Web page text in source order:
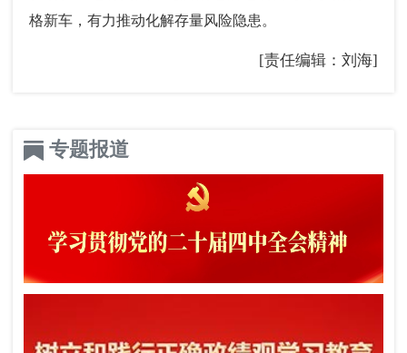
格新车，有力推动化解存量风险隐患。
[责任编辑：刘海]
专题报道